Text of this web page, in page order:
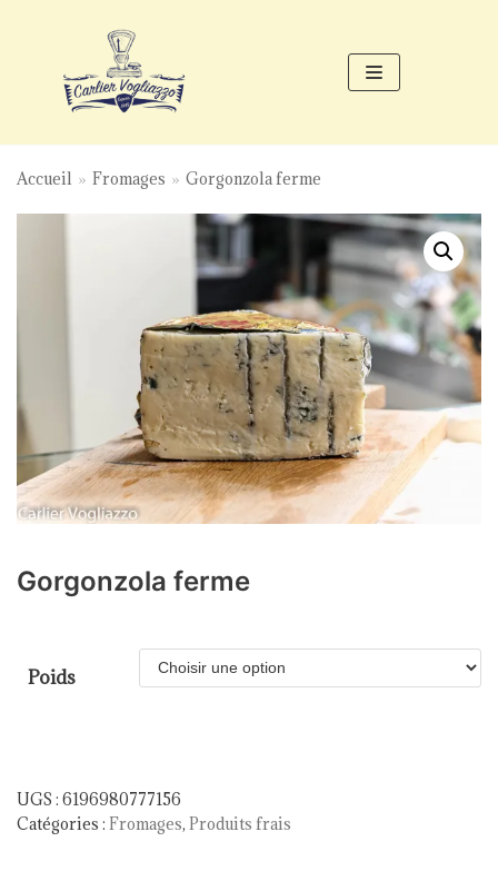
contenu
Accueil » Fromages » Gorgonzola ferme
Gorgonzola ferme
Poids
UGS : 6196980777156
Catégories : Fromages, Produits frais